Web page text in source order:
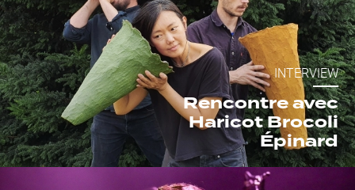
INTERVIEW
Rencontre avec
Haricot Brocoli
Épinard